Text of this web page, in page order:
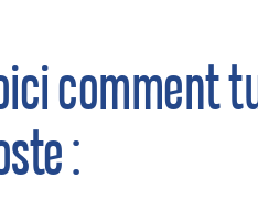
comment
: